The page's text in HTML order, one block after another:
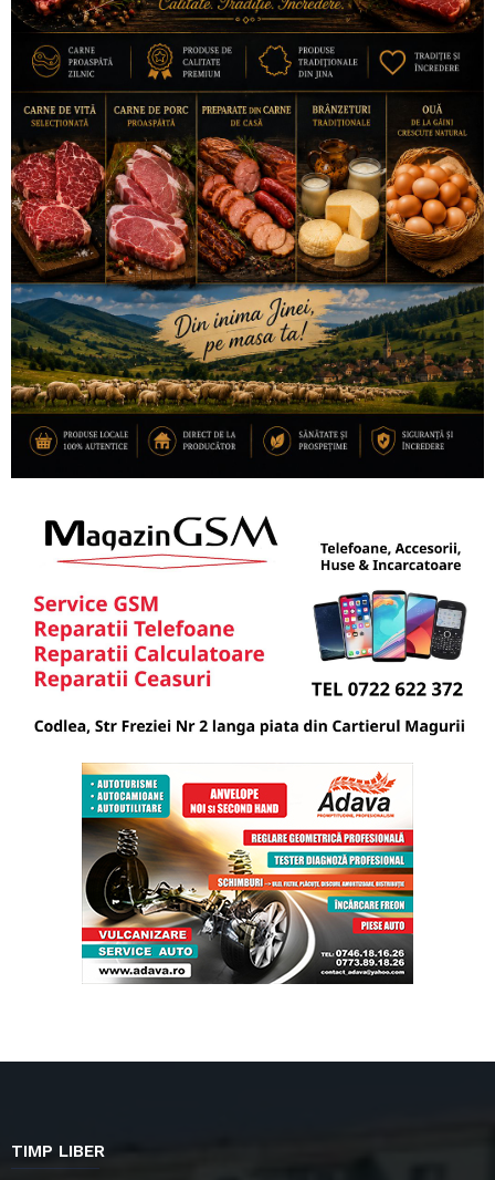
TIMP LIBER